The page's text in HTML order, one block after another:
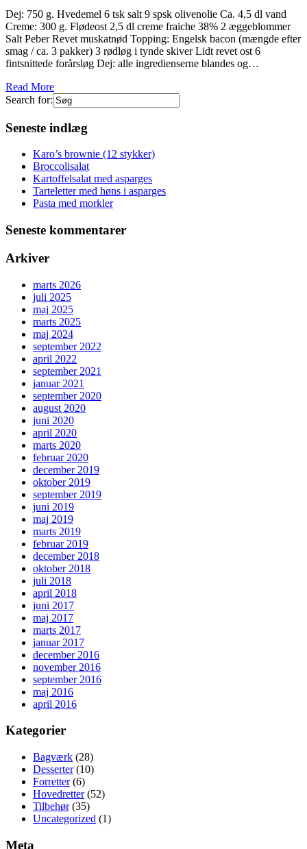
Dej: 750 g. Hvedemel 6 tsk salt 9 spsk olivenolie Ca. 4,5 dl vand
Creme: 300 g. Flødeost 2,5 dl creme fraiche 38% 2 æggeblommer
Salt Peber Revet muskatnød Topping: Engelsk bacon (mængde efter
smag / ca. 3 pakker) 3 rødløg i tynde skiver Lidt revet ost 6
fintsnittede forårsløg Dej: alle ingredienserne blandes og…
Read More
Search for:
Seneste indlæg
Karo’s brownie (12 stykker)
Broccolisalat
Kartoffelsalat med asparges
Tarteletter med høns i asparges
Pasta med morkler
Seneste kommentarer
Arkiver
marts 2026
juli 2025
maj 2025
marts 2025
maj 2024
september 2022
april 2022
september 2021
januar 2021
september 2020
august 2020
juni 2020
april 2020
marts 2020
februar 2020
december 2019
oktober 2019
september 2019
juni 2019
maj 2019
marts 2019
februar 2019
december 2018
oktober 2018
juli 2018
april 2018
juni 2017
maj 2017
marts 2017
januar 2017
december 2016
november 2016
september 2016
maj 2016
april 2016
Kategorier
Bagværk (28)
Desserter(10)
Forretter(6)
Hovedretter(52)
Tilbehør(35)
Uncategorized (1)
Meta